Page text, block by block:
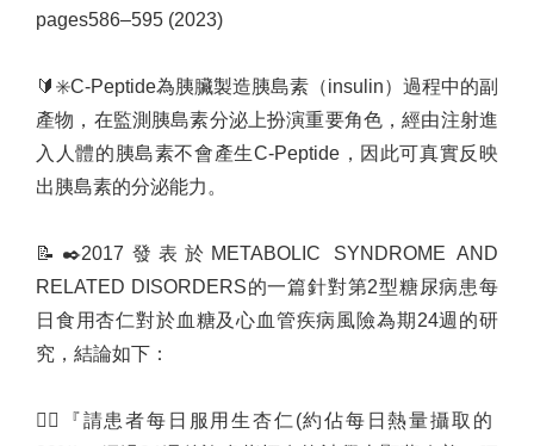
pages586–595 (2023)
🔰 ✳️C-Peptide為胰臟製造胰島素（insulin）過程中的副
產物，在監測胰島素分泌上扮演重要角色，經由注射進
入人體的胰島素不會產生C-Peptide，因此可真實反映
出胰島素的分泌能力。
📝 ✒️2017 發表於 METABOLIC SYNDROME AND
RELATED DISORDERS的一篇針對第2型糖尿病患每
日食用杏仁對於血糖及心血管疾病風險為期 24週的研
究，結論如下：
🧑‍⚕️ 『請患者每日服用生杏仁 (約佔每日熱量攝取的